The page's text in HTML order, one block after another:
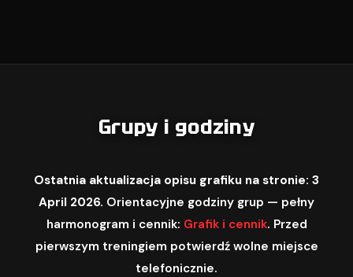
Grupy i godziny
Ostatnia aktualizacja opisu grafiku na stronie: 3
April 2026. Orientacyjne godziny grup — pełny
harmonogram i cennik: Grafik i cennik. Przed
pierwszym treningiem potwierdź wolne miejsce
telefonicznie.